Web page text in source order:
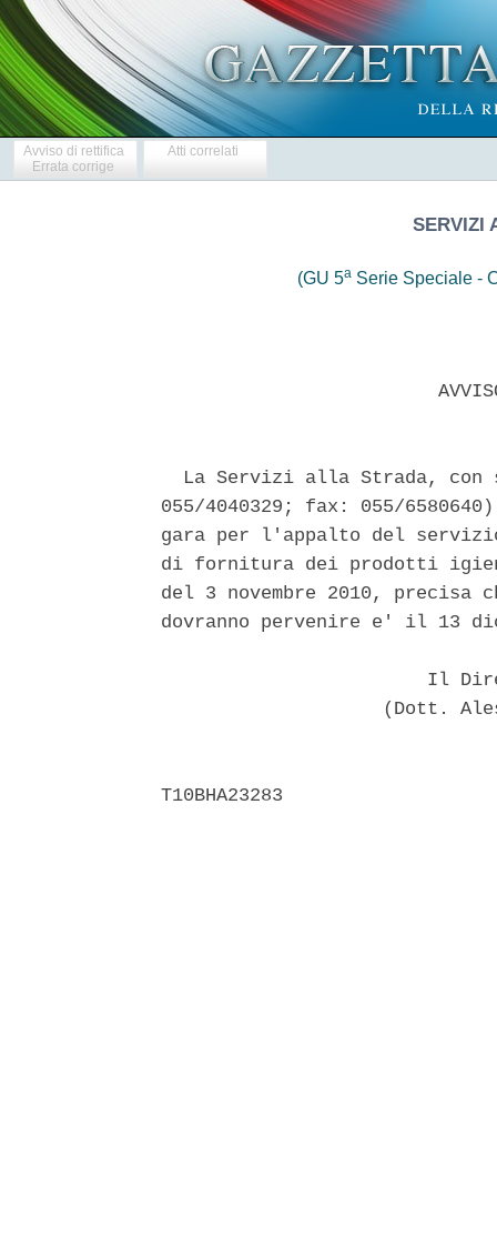
Avviso di rettifica
Errata corrige
Atti correlati
SERVIZI
(GU 5a Serie Speciale -
La Servizi alla Strada, con
055/4040329; fax: 055/
gara per l'appalto del
di fornitura dei prodotti
del 3 novembre 2010,
dovranno pervenire e' il 13
Il
(Dott.